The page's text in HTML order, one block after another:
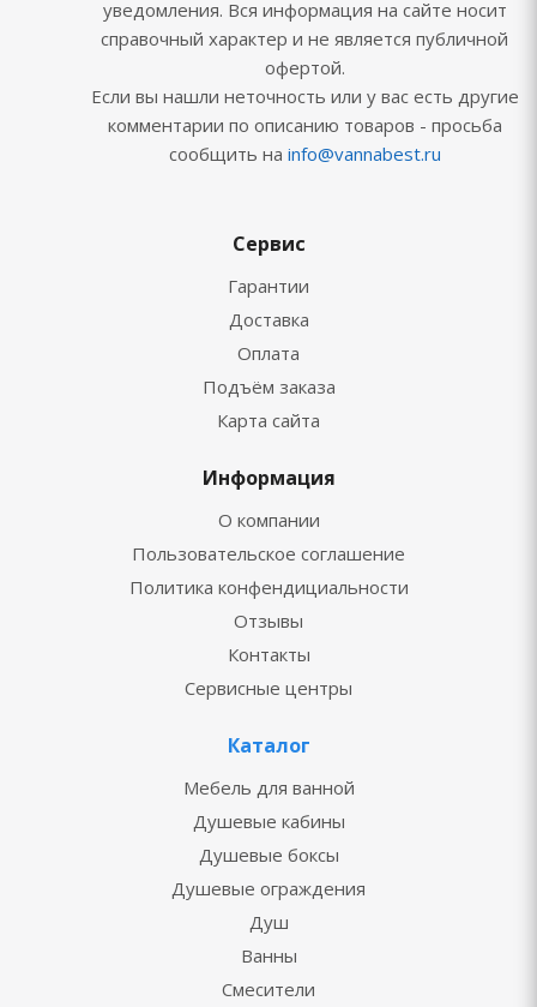
уведомления. Вся информация на сайте носит
справочный характер и не является публичной
офертой.
Если вы нашли неточность или у вас есть другие
комментарии по описанию товаров - просьба
сообщить на info@vannabest.ru
Сервис
Гарантии
Доставка
Оплата
Подъём заказа
Карта сайта
Информация
О компании
Пользовательское соглашение
Политика конфендициальности
Отзывы
Контакты
Сервисные центры
Каталог
Мебель для ванной
Душевые кабины
Душевые боксы
Душевые ограждения
Душ
Ванны
Смесители